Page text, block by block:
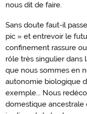
nous dit de faire.
Sans doute faut-il
pic » et entrevoir le
confinement rassure
rôle très singulier dans
que nous sommes en
autonomie biologique
exemple... Nous
domestique ancestrale